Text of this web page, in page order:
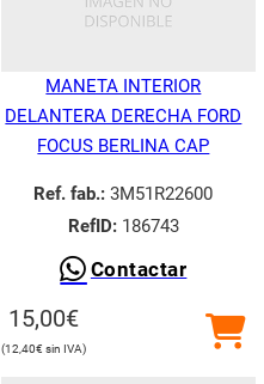
MANETA INTERIOR
DELANTERA DERECHA FORD
FOCUS BERLINA CAP
Ref. fab.: 3M51R22600
RefID:186743
Contactar
15,00€
12,40€